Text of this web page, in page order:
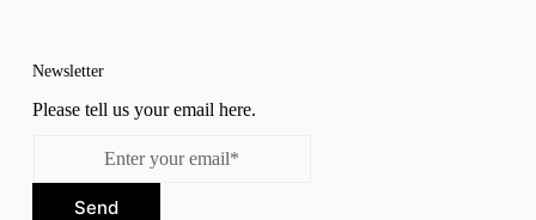
Newsletter
Please tell us your email here.
Send